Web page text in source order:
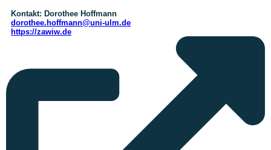
Kontakt: Dorothee Hoffmann
dorothee.hoffmann@uni-ulm.de
https://zawiw.de